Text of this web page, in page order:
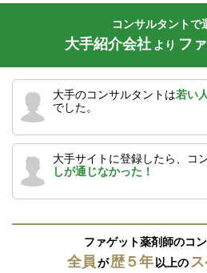
コンサルタントで
大手紹介会社 より フ
大手のコンサルタントは若い人
でした。
大手サイトに登録したら、コ
しが通じなかった！
ファゲット薬剤師のコ
全員が歴５年 以上の